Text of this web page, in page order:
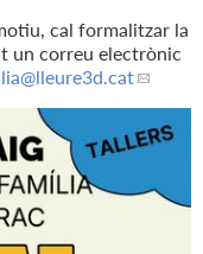
cal formalitzar la
un correu electrònic
@lleure3d.cat